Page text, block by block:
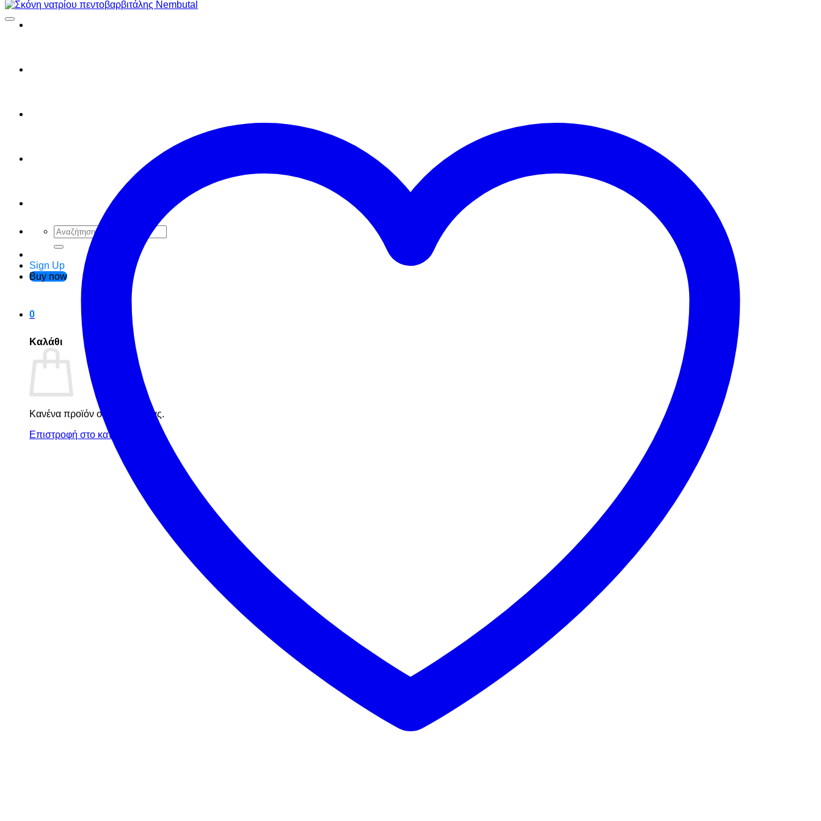
Αναζήτηση
για:
Sign Up
Buy now
0
Καλάθι
Κανένα προϊόν στο καλάθι σας.
Επιστροφή στο κατάστημα
τιμή
τιμή